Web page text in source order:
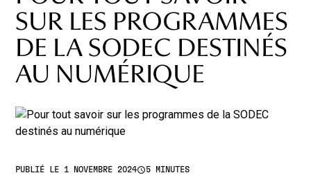
SUR LES PROGRAMMES
DE LA SODEC DESTINÉS
AU NUMÉRIQUE
PUBLIÉ LE 1 NOVEMBRE 2024access_time5 MINUTES